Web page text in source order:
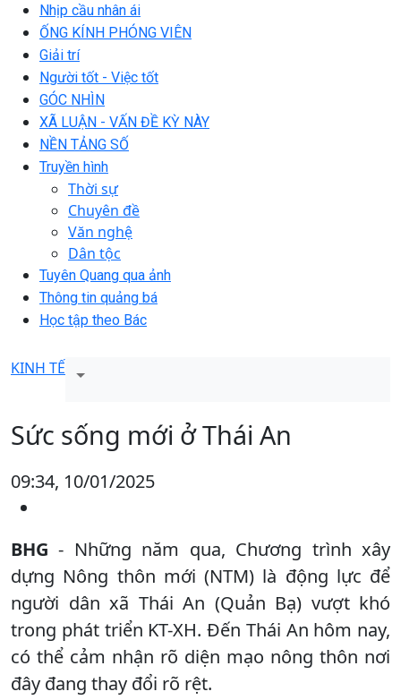
Nhịp cầu nhân ái
ỐNG KÍNH PHÓNG VIÊN
Giải trí
Người tốt - Việc tốt
GÓC NHÌN
XÃ LUẬN - VẤN ĐỀ KỲ NÀY
NỀN TẢNG SỐ
Truyền hình
Thời sự
Chuyên đề
Văn nghệ
Dân tộc
Tuyên Quang qua ảnh
Thông tin quảng bá
Học tập theo Bác
KINH TẾ
Sức sống mới ở Thái An
09:34, 10/01/2025
BHG - Những năm qua, Chương trình xây
dựng Nông thôn mới (NTM) là động lực để
người dân xã Thái An (Quản Bạ) vượt khó
trong phát triển KT-XH. Đến Thái An hôm nay,
có thể cảm nhận rõ diện mạo nông thôn nơi
đây đang thay đổi rõ rệt.